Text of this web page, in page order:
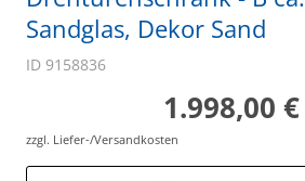
Sandglas, Dekor Sand
ID 9158836
1.998,00
zzgl. Liefer-/Versandkosten